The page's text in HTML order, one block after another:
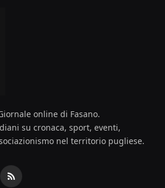
online di Fasano.
su cronaca, sport, eventi,
nel territorio pugliese.
RSS